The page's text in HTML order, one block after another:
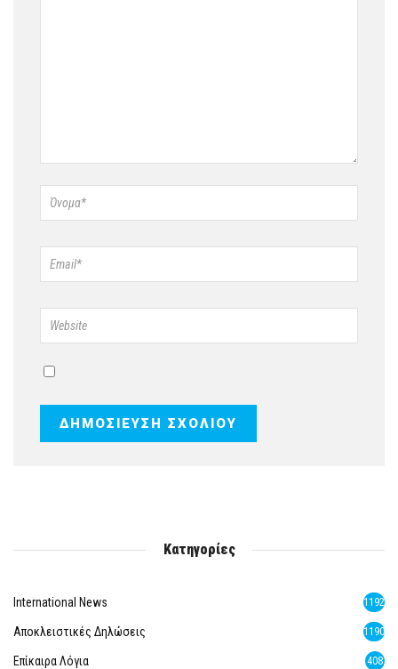
Κατηγορίες
International News 1192
Αποκλειστικές Δηλώσεις 1190
Επίκαιρα Λόγια 408